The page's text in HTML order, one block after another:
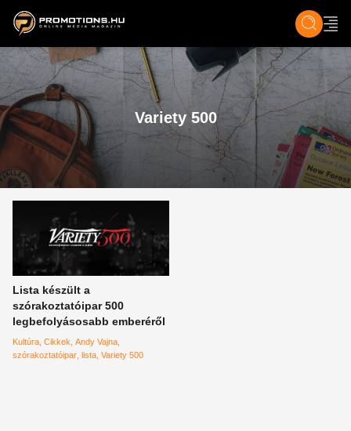
ZENE, FILM & KULT ÉLET TECH &
Variety 500
Lista készült a
szórakoztatóipar 500
legbefolyásosabb emberéről
Kultúra Cikkek Andy Vajna
szórakoztatóipar lista Variety 500